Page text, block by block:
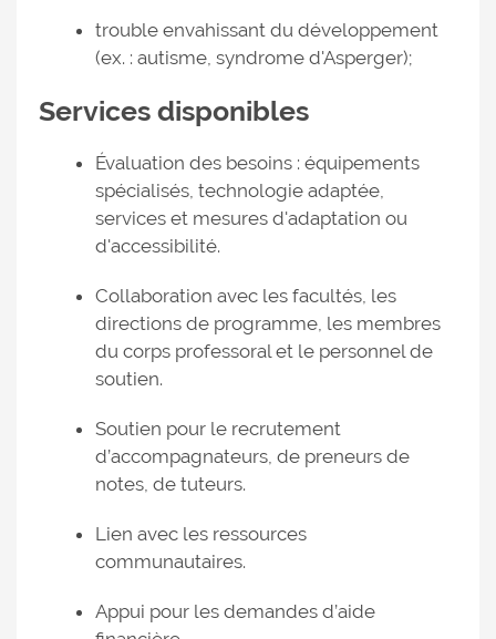
trouble envahissant du développement
(ex. : autisme, syndrome d'Asperger);
Services disponibles
Évaluation des besoins : équipements
spécialisés, technologie adaptée,
services et mesures d'adaptation ou
d'accessibilité.
Collaboration avec les facultés, les
directions de programme, les membres
du corps professoral et le personnel de
soutien.
Soutien pour le recrutement
d’accompagnateurs, de preneurs de
notes, de tuteurs.
Lien avec les ressources
communautaires.
Appui pour les demandes d’aide